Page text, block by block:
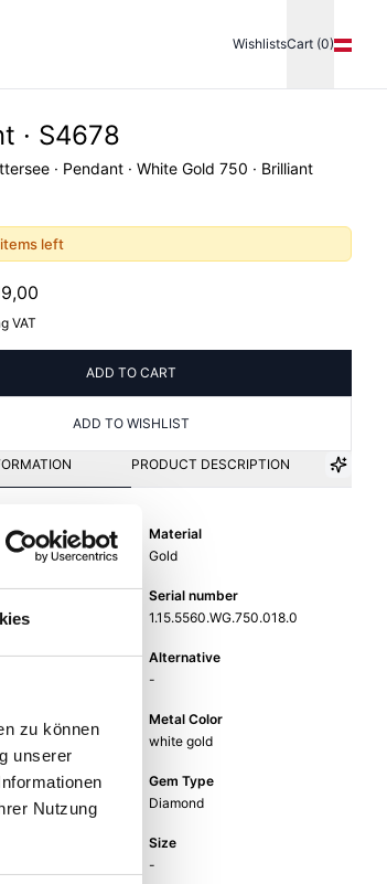
zu können
unserer
Nutzung
WishlistsCart (0)
· S4678
· Pendant · White Gold 750 · Brilliant
left
VAT
ADD TO CART
ADD TO WISHLIST
PRODUCT DESCRIPTION
Material
Gold
Serial number
1.15.5560.WG.750.018.0
Alternative
-
Metal Color
white gold
Gem Type
Diamond
Size
-